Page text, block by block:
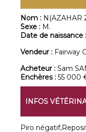
Nom : N(AZAHAR
Sexe : M.
Date de naissance
Vendeur : Fairway
Acheteur :Sam
Enchères :55 000
INFOS
Piro